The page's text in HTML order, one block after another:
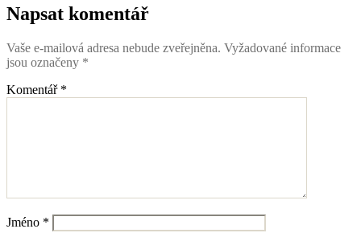
Napsat komentář
Vaše e-mailová adresa nebude zveřejněna. Vyžadované informace
jsou označeny *
Komentář *
Jméno *